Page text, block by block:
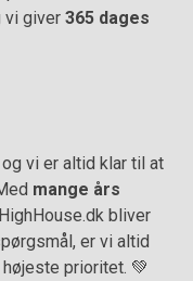
vi giver 365 dages
og vi er altid klar til at
mange års
bliver
er vi altid
prioritet. 💚